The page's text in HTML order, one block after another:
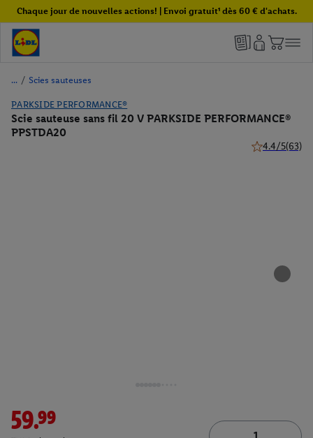
Chaque jour de nouvelles actions! | Envoi gratuit¹ dès 60 € d'achats.
/ Scies sauteuses
PARKSIDE PERFORMANCE®
Scie sauteuse sans fil 20 V PARKSIDE PERFORMANCE®
PPSTDA20
4.4/5(63)
59.99